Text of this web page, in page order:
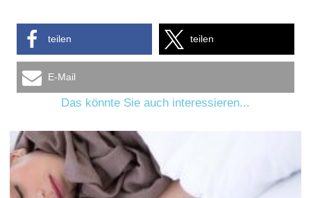
teilen teilen
E-Mail
Das könnte Sie auch interessieren...